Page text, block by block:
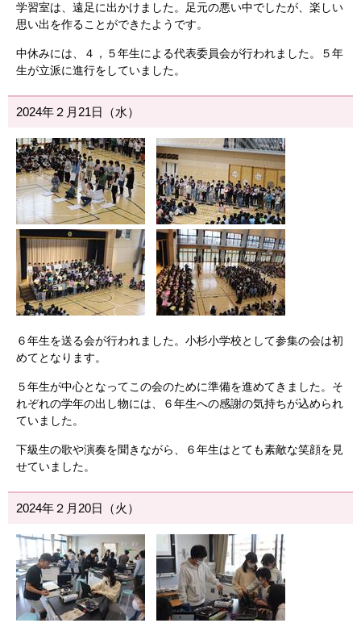
学習室は、遠足に出かけました。足元の悪い中でしたが、楽しい
思い出を作ることができたようです。
中休みには、４，５年生による代表委員会が行われました。５年
生が立派に進行をしていました。
2024年２月21日（水）
６年生を送る会が行われました。小杉小学校として参集の会は初
めてとなります。
５年生が中心となってこの会のために準備を進めてきました。そ
れぞれの学年の出し物には、６年生への感謝の気持ちが込められ
ていました。
下級生の歌や演奏を聞きながら、６年生はとても素敵な笑顔を見
せていました。
2024年２月20日（火）